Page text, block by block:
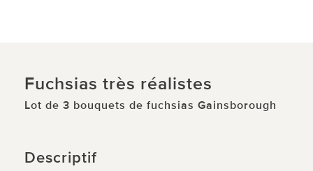
Fuchsias très réalistes
Lot de 3 bouquets de fuchsias Gainsborough
Descriptif